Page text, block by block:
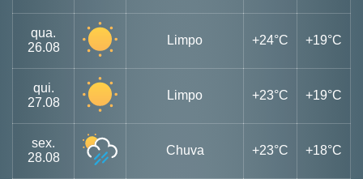
qua.
26.08
Limpo +24°C +19°C
qui.
27.08
Limpo +23°C +19°C
sex.
28.08
Chuva +23°C +18°C